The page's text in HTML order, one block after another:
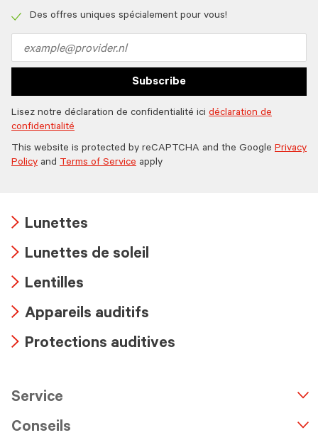
icon
Des offres uniques spécialement pour vous!
address
Subscribe
Lisez notre déclaration de confidentialité ici déclaration de
confidentialité
This website is protected by reCAPTCHA and the Google Privacy
Policy and Terms of Service apply
icon
Lunettes
icon
Lunettes de soleil
icon
Lentilles
icon
Appareils auditifs
Protections auditives
Service
Conseils